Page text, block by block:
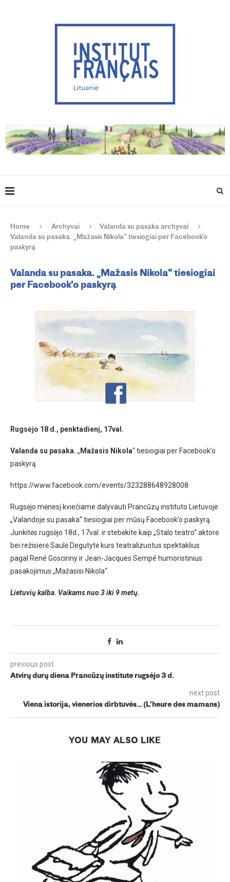
Home Archyvai
Valanda su pasaka archyvai
Valanda su pasaka. „Mažasis Nikola“ tiesiogiai per Facebook’o
paskyrą
Valanda su pasaka. „Mažasis Nikola“ tiesiogiai
per Facebook’o paskyrą
Rugsėjo 18 d., penktadienį, 17val.
Valanda su pasaka. „ Mažasis Nikola“ tiesiogiai per Facebook’o
paskyrą
https://www.facebook.com/events/323288648928008
Rugsėjo mėnesį kviečiame dalyvauti Prancūzų instituto Lietuvoje
„Valandoje su pasaka“ tiesiogiai per mūsų Facebook’o paskyrą.
Junkitės rugsėjo 18d., 17val. ir stebėkite kaip „Stalo teatro“ aktorė
bei režisierė Saulė Degutytė kurs teatralizuotus spektaklius
pagal René Goscinny ir Jean-Jacques Sempé humoristinius
pasakojimus „Mažasisi Nikola“.
Lietuvių kalba. Vaikams nuo 3 iki 9 metų.
previous post
Atvirų durų diena Prancūzų institute rugsėjo 3 d.
next post
Viena istorija, vienerios dirbtuvės… (L’heure des mamans)
YOU MAY ALSO LIKE